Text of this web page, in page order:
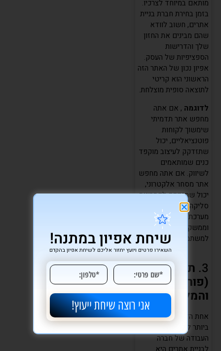
מותאם במיוחד לצרכיו.
בזמן בחירת חברת בניית
אתרים, חשוב לוודא
שהם מבינים את החזון
שלך והדרישות
הספציפיות של העסק.
אפיון נכון של האתר הזה
הראשוני הוא קריטי
לתוצאה סופית מוצלחת.
לדוגמה , אם אתה
מחפש אתר תדמיתי
שימשוך לקוחות
פוטנציאליים, יכול
שתזדקק לעיצוב מוקפד
כנים שמותאמים
לשיווק. אם אתה מחפש
אתר מסחר אלקטרוני,
יכול שתזדקק לפתרונות
סליקה מתקדמים,
מערכת ניהול מלאי,
וממשק נוח
למשתמשים.
3. תיק עבודות
(פורטפוליו)
והמלצות
אחת הדרכים הטובות
ביותר להעריך את איכות
העבודה של חברה
שיחת אפיון במתנה!
השאירו פרטים ויועץ יחזור אליכם לשיחת אפיון בהקדם
אני רוצה שיחת ייעוץ!